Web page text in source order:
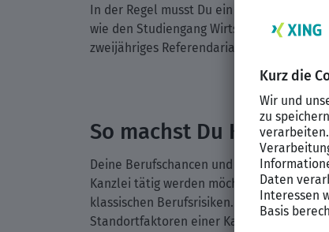
In der Regel musst Du ein
wie den Studiengang Wirtschaftsjurist,
zweijähriges Referendariat erforderlich.
So machst Du Karriere
Deine Berufschancen und
Kanzlei tätig werden möchtest. Während
klassischen Berufsrisiken. Der Sprung in
Standortfaktoren einer Kanzlei abhängig.